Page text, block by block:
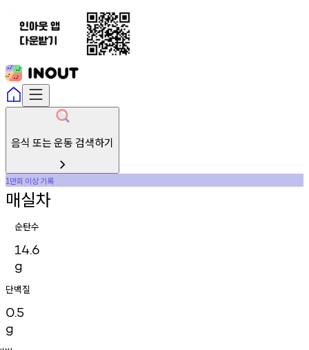
음식 또는 운동 검색하기
1만회 이상기록
매실차
순탄수
14.6
g
단백질
0.5
g